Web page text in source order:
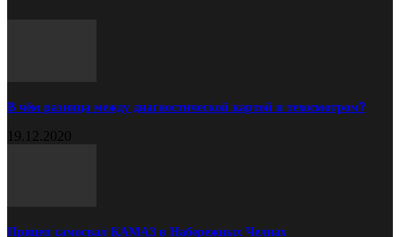
В чём разница между диагностической картой и техосмотром?
19.12.2020
Прицеп самосвал КАМАЗ в Набережных Челнах